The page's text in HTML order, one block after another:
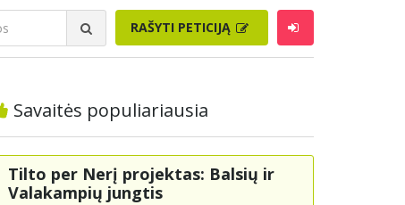
RAŠYTI PETICIJĄ
Savaitės populiariausia
Tilto per Nerį projektas: Balsių ir
Valakampių jungtis